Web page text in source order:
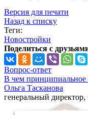
Версия для печати
Назад к списку
Теги:
Новостройки
Поделиться с
Вопрос-ответ
В чем
Ольга Тасканова
генеральный